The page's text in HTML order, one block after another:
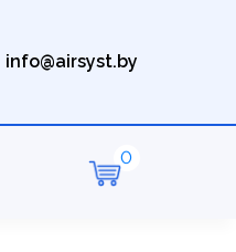
info@airsyst.by